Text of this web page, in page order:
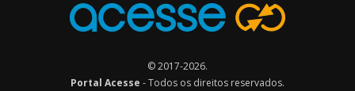
© 2017-2026.
Portal Acesse - Todos os direitos reservados.